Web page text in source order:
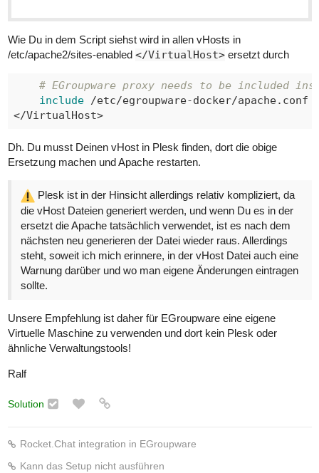
Wie Du in dem Script siehst wird in allen vHosts in
/etc/apache2/sites-enabled </VirtualHost> ersetzt durch
# EGroupware proxy needs to be included
include
</VirtualHost>
Dh. Du musst Deinen vHost in Plesk finden, dort die obige
Ersetzung machen und Apache restarten.
Plesk ist in der Hinsicht allerdings relativ kompliziert, da
die vHost Dateien generiert werden, und wenn Du es in der
ersetzt die Apache tatsächlich verwendet, ist es nach dem
nächsten neu generieren der Datei wieder raus. Allerdings
steht, soweit ich mich erinnere, in der vHost Datei auch eine
Warnung darüber und wo man eigene Änderungen eintragen
sollte.
Unsere Empfehlung ist daher für EGroupware eine eigene
Virtuelle Maschine zu verwenden und dort kein Plesk oder
ähnliche Verwaltungstools!
Ralf
Solution
Rocket.Chat integration in EGroupware
Kann das Setup nicht ausführen